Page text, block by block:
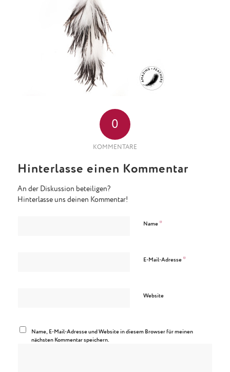
0
KOMMENTARE
Hinterlasse einen Kommentar
An der Diskussion beteiligen?
Hinterlasse uns deinen Kommentar!
Name *
E-Mail-Adresse *
Website
Name, E-Mail-Adresse und Website in diesem Browser für meinen
nächsten Kommentar speichern.